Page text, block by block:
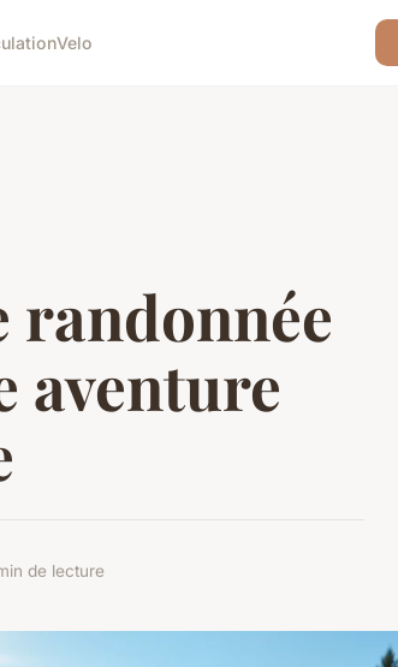
Velo
randonnée
aventure
de lecture